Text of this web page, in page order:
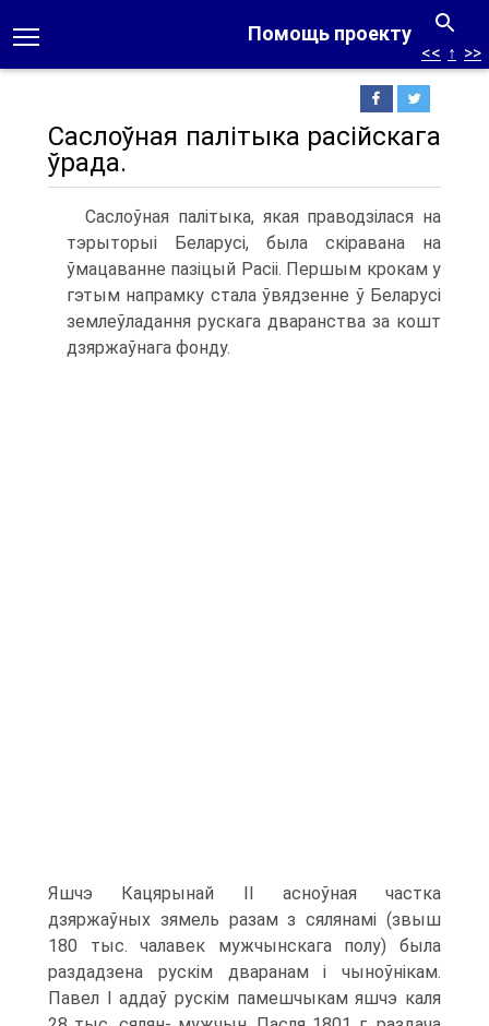
Помощь проекту
<< ↑ >>
Саслоўная палітыка расійскага
ўрада.
Саслоўная палітыка, якая праводзілася на
тэрыторыі Беларусі, была скіравана на
ўмацаванне пазіцый Расіі. Першым крокам у
гэтым напрамку стала ўвядзенне ў Беларусі
землеўладання рускага дваранства за кошт
дзяржаўнага фонду.
Яшчэ Кацярынай ІІ асноўная частка
дзяржаўных зямель разам з сялянамі (звыш
180 тыс. чалавек мужчынскага полу) была
раздадзена рускім дваранам і чыноўнікам.
Павел І аддаў рускім памешчыкам яшчэ каля